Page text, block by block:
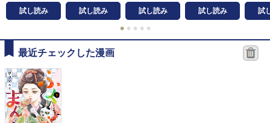
試し読み 試し読み 試し読み 試し読み 試
● ● ● ● ●
最近チェックした漫画